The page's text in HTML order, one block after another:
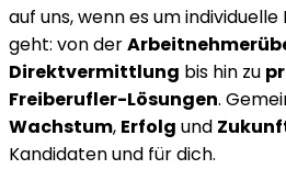
auf uns, wenn es um
geht: von der
Direktvermittlung bis hin zu
Freiberufler-Lösungen.
Wachstum, Erfolg und
Kandidaten und für dich.